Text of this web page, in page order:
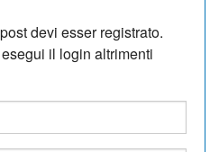
devi esser registrato.
il login altrimenti